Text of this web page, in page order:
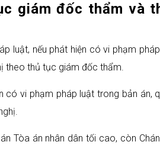
giám đốc thẩm và
luật, nếu phát hiện có vi phạm
theo thủ tục giám đốc thẩm.
có vi phạm pháp luật trong bản án,
Tòa án nhân dân tối cao, còn